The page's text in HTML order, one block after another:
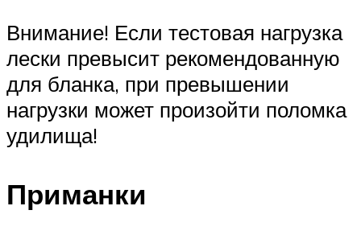
Внимание! Если тестовая нагрузка
лески превысит рекомендованную
для бланка, при превышении
нагрузки может произойти поломка
удилища!
Приманки